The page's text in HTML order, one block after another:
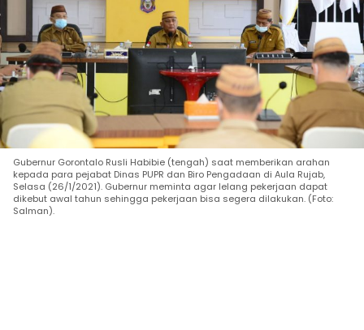
Gubernur Gorontalo Rusli Habibie (tengah) saat memberikan arahan
kepada para pejabat Dinas PUPR dan Biro Pengadaan di Aula Rujab,
Selasa (26/1/2021). Gubernur meminta agar lelang pekerjaan dapat
dikebut awal tahun sehingga pekerjaan bisa segera dilakukan. (Foto:
Salman).